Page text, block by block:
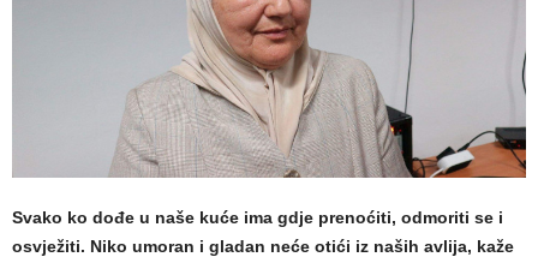
Svako ko dođe u naše kuće ima gdje prenoćiti, odmoriti se i
osvježiti. Niko umoran i gladan neće otići iz naših avlija, kaže